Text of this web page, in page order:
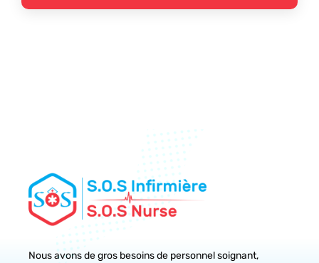
Nous avons de gros besoins de personnel soignant,